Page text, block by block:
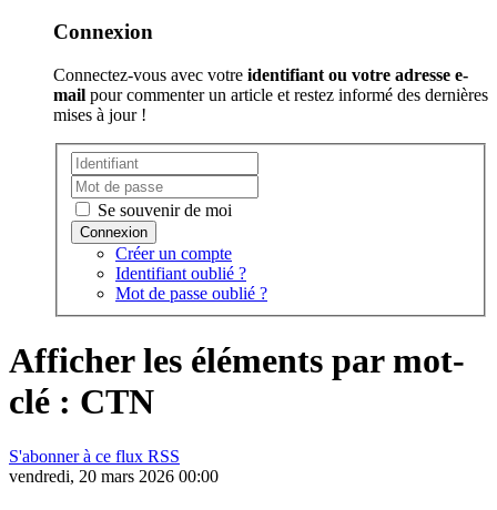
Connexion
Connectez-vous avec votre identifiant ou votre adresse e-
mail pour commenter un article et restez informé des dernières
mises à jour !
Se souvenir de moi
Créer un compte
Identifiant oublié ?
Mot de passe oublié ?
Afficher les éléments par mot-
clé : CTN
S'abonner à ce flux RSS
vendredi, 20 mars 2026 00:00